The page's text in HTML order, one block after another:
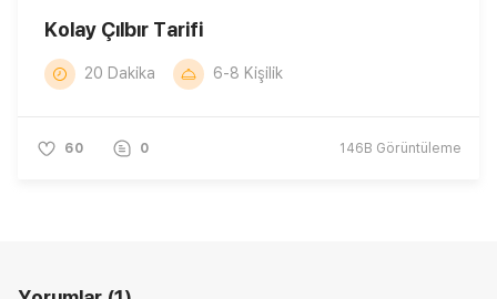
Kolay Çılbır Tarifi
20 Dakika 6-8 Kişilik
60 0 146B Görüntüleme